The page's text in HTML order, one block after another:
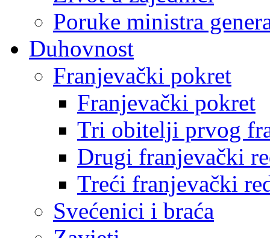
Poruke ministra
Duhovnost
Franjevački pokret
Franjevački pokret
Tri obitelji prvog
Drugi franjevački
Treći franjevački
Svećenici i braća